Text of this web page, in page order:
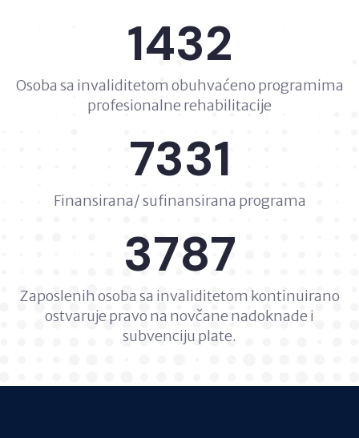
1432
Osoba sa invaliditetom obuhvaćeno programima
profesionalne rehabilitacije
7331
Finansirana/ sufinansirana programa
3787
Zaposlenih osoba sa invaliditetom kontinuirano
ostvaruje pravo na novčane nadoknade i
subvenciju plate.